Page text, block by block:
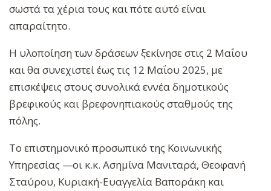
σωστά τα χέρια τους και πότε αυτό είναι
απαραίτητο.
Η υλοποίηση των δράσεων ξεκίνησε στις 2 Μαΐου
και θα συνεχιστεί έως τις 12 Μαΐου 2025, με
επισκέψεις στους συνολικά εννέα δημοτικούς
βρεφικούς και βρεφονηπιακούς σταθμούς της
πόλης.
Το επιστημονικό προσωπικό της Κοινωνικής
Υπηρεσίας —οι κ.κ. Ασημίνα Μανιταρά, Θεοφανή
Σταύρου, Κυριακή-Ευαγγελία Βαποράκη και